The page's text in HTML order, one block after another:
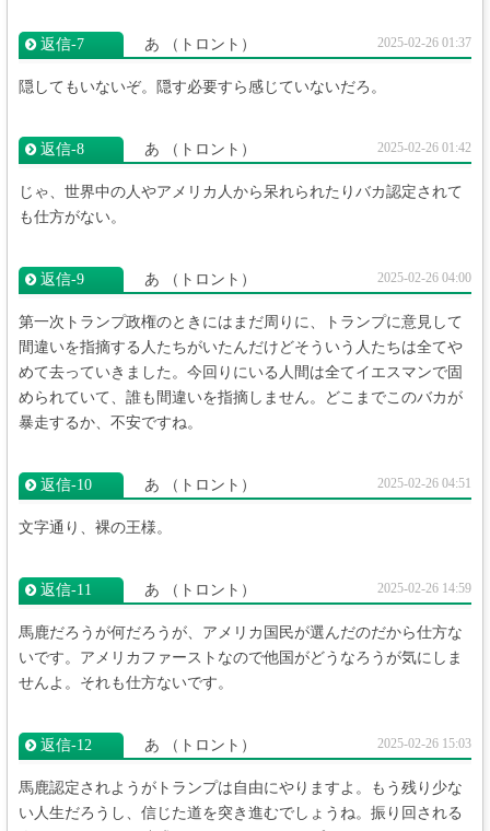
返信‐7 あ （トロント） 2025-02-26 01:37
隠してもいないぞ。隠す必要すら感じていないだろ。
返信‐8 あ （トロント） 2025-02-26 01:42
じゃ、世界中の人やアメリカ人から呆れられたりバカ認定されて
も仕方がない。
返信‐9 あ （トロント） 2025-02-26 04:00
第一次トランプ政権のときにはまだ周りに、トランプに意見して
間違いを指摘する人たちがいたんだけどそういう人たちは全てや
めて去っていきました。今回りにいる人間は全てイエスマンで固
められていて、誰も間違いを指摘しません。どこまでこのバカが
暴走するか、不安ですね。
返信‐10 あ （トロント） 2025-02-26 04:51
文字通り、裸の王様。
返信‐11 あ （トロント） 2025-02-26 14:59
馬鹿だろうが何だろうが、アメリカ国民が選んだのだから仕方な
いです。アメリカファーストなので他国がどうなろうが気にしま
せんよ。それも仕方ないです。
返信‐12 あ （トロント） 2025-02-26 15:03
馬鹿認定されようがトランプは自由にやりますよ。もう残り少な
い人生だろうし、信じた道を突き進むでしょうね。振り回される